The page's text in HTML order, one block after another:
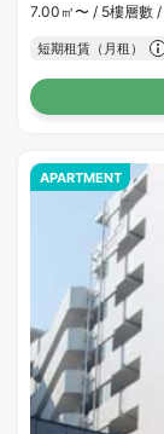
7.00㎡〜 / 5樓層數 /
短期租賃（月租）
APARTMENT